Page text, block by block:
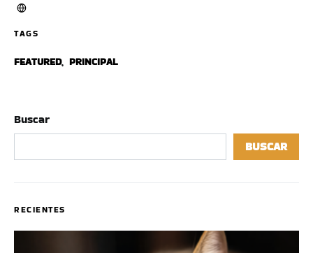
TAGS
FEATURED, PRINCIPAL
Buscar
BUSCAR
RECIENTES